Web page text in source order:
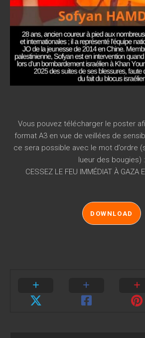
Vous pouvez télécharger le poster
format A3 en vue de veillées de
ce sera possible avec le mot d’ordre
lueur des bougies) :
CESSEZ LE FEU IMMÉDIAT À GAZA
DOWNLOAD